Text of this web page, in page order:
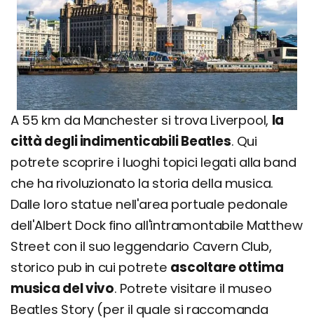
A 55 km da Manchester si trova Liverpool, la
città degli indimenticabili Beatles. Qui
potrete scoprire i luoghi topici legati alla band
che ha rivoluzionato la storia della musica.
Dalle loro statue nell'area portuale pedonale
dell'Albert Dock fino all'intramontabile Matthew
Street con il suo leggendario Cavern Club,
storico pub in cui potrete ascoltare ottima
musica del vivo. Potrete visitare il museo
Beatles Story (per il quale si raccomanda